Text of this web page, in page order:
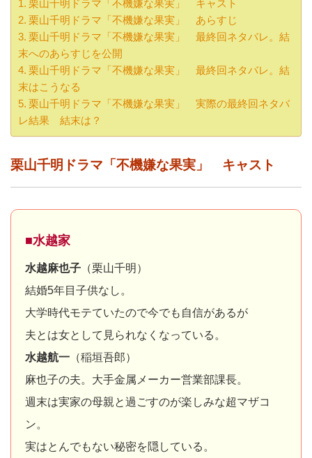
栗山千明ドラマ「不機嫌な果実」 キャスト
栗山千明ドラマ「不機嫌な果実」 あらすじ
栗山千明ドラマ「不機嫌な果実」 最終回ネタバレ。結
末へのあらすじを公開
栗山千明ドラマ「不機嫌な果実」 最終回ネタバレ。結
末はこうなる
栗山千明ドラマ「不機嫌な果実」 実際の最終回ネタバ
レ結果 結末は？
栗山千明ドラマ「不機嫌な果実」 キャスト
■水越家
水越麻也子 （栗山千明）
結婚5年目子供なし。
大学時代モテていたので今でも自信があるが
夫とは女として見られなくなっている。
水越航一 （稲垣吾郎）
麻也子の夫。大手金属メーカー営業部課長。
週末は実家の母親と過ごすのが楽しみな超マザコ
ン。
実はとんでもない秘密を隠している。